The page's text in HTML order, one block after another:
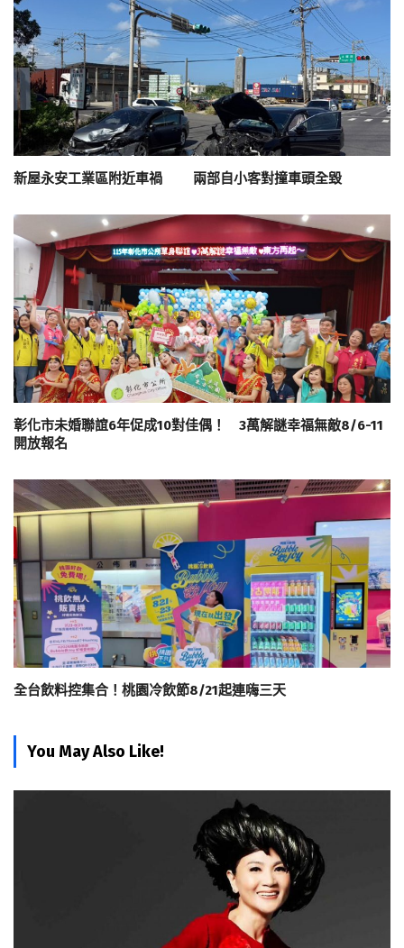
新屋永安工業區附近車禍 兩部自小客對撞車頭全毀
彰化市未婚聯誼6年促成10對佳偶！ 3萬解謎幸福無敵8/6-11
開放報名
全台飲料控集合！桃園冷飲節8/21起連嗨三天
You May Also Like!